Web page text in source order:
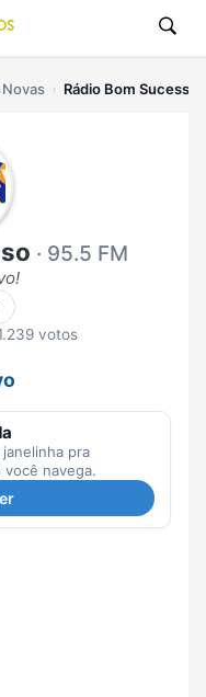
Rádio Bom Sucesso
· 95.5 FM
votos
pra
navega.